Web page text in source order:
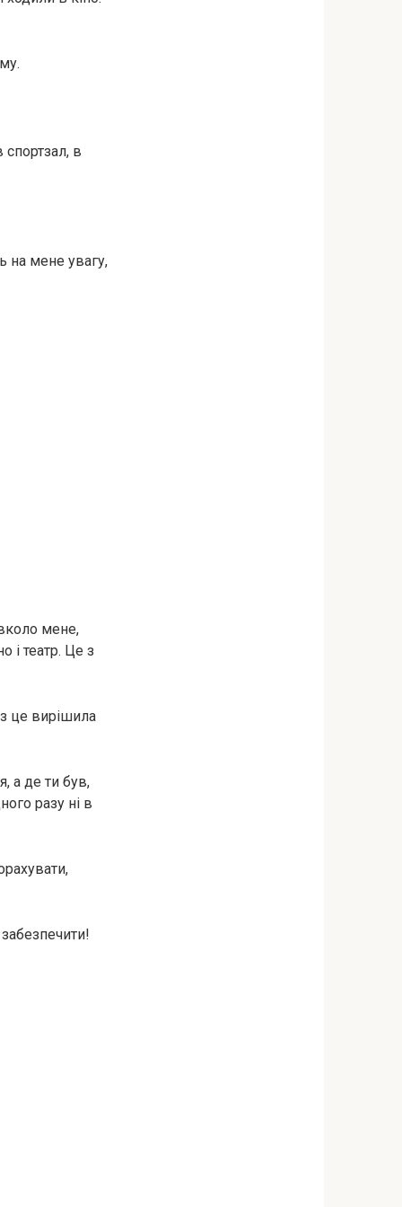
спортзал, в
на мене увагу,
мене,
і театр. Це з
це вирішила
а де ти був,
разу ні в